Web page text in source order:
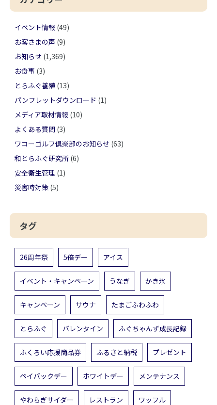
イベント情報 (49)
お客さまの声 (9)
お知らせ (1,369)
お食事 (3)
とらふぐ養殖 (13)
パンフレットダウンロード (1)
メディア取材情報 (10)
よくある質問 (3)
ワコーゴルフ倶楽部のお知らせ (63)
和とらふぐ研究所 (6)
安全衛生管理 (1)
災害時対策 (5)
タグ
26周年祭 5倍デー アイス
イベント・キャンペーン うなぎ かき氷
キャンペーン サウナ たまごふわふわ
とらふぐ バレンタイン ふぐちゃんず成長記録
ふくろい応援商品券 ふるさと納税 プレゼント
ペイバックデー ホワイトデー メンテナンス
やわらぎサイダー レストラン ワッフル